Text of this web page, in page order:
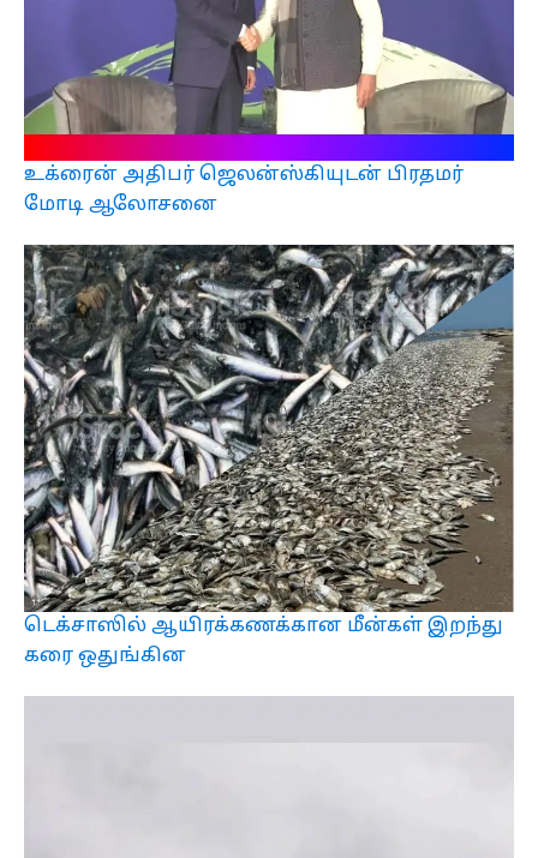
உக்ரைன் அதிபர் ஜெலன்ஸ்கியுடன் பிரதமர்
மோடி ஆலோசனை
டெக்சாஸில் ஆயிரக்கணக்கான மீன்கள் இறந்து
கரை ஒதுங்கின